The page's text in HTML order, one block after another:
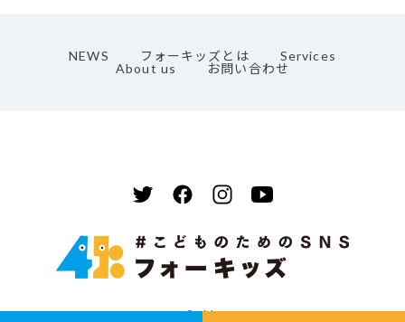
NEWS フォーキッズとは
Services
About us
お問い合わせ
© 4kiz